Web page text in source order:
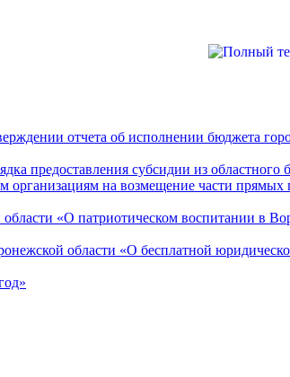
отчета об исполнении бюджета
предоставления субсидии из областного
на возмещение части прямых
«О патриотическом воспитании в
области «О бесплатной